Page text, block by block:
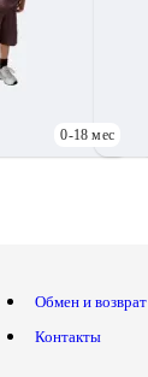
0-18 мес
Обмен и возврат
Контакты